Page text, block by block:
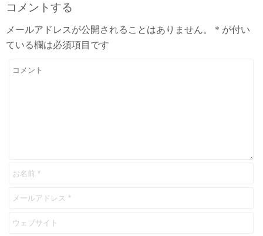
コメントする
メールアドレスが公開されることはありません。 * が付い
ている欄は必須項目です